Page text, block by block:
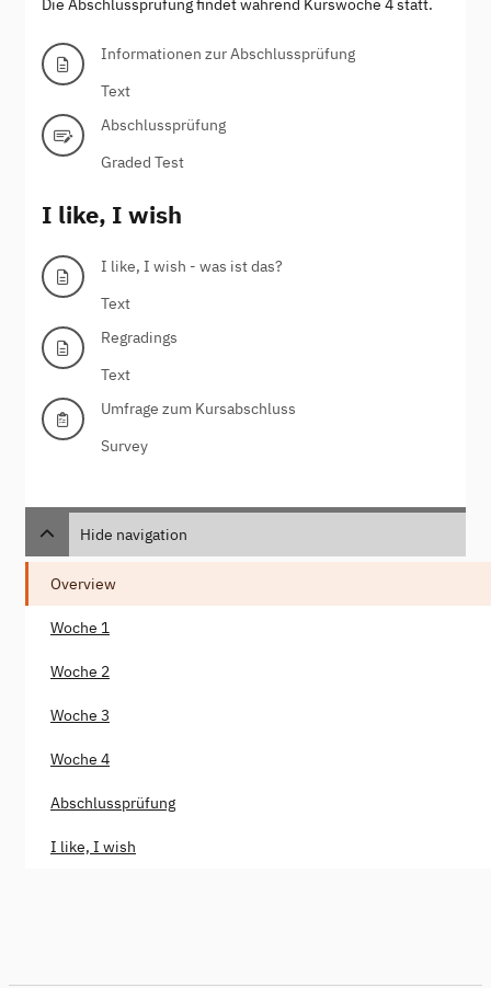
Die Abschlussprüfung findet während Kurswoche 4 statt.
Informationen zur Abschlussprüfung
Text
Abschlussprüfung
Graded Test
I like, I wish
I like, I wish - was ist das?
Text
Regradings
Text
Umfrage zum Kursabschluss
Survey
Hide navigation
Overview
Woche 1
Woche 2
Woche 3
Woche 4
Abschlussprüfung
I like, I wish